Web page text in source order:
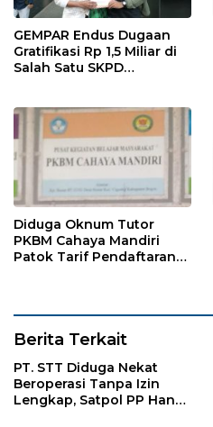
GEMPAR Endus Dugaan
Gratifikasi Rp 1,5 Miliar di
Salah Satu SKPD
Diduga Oknum Tutor
PKBM Cahaya Mandiri
Patok Tarif Pendaftaran
Berita Terkait
PT. STT Diduga Nekat
Beroperasi Tanpa Izin
Lengkap, Satpol PP Hanya